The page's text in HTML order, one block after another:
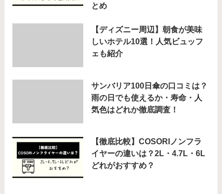
とめ
【ディズニー周辺】朝食が美味
しいホテル10選！人気ビュッフ
ェも紹介
サンバリア100日傘の口コミは？
雨の日でも使えるか・寿命・人
気色はどれか徹底調査！
【徹底比較】COSORIノンフラ
イヤーの違いは？2L・4.7L・6L
どれがおすすめ？